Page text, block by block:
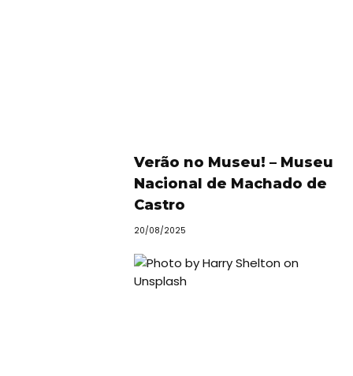
Viajar
Onde
dormir?
Restaurantes
Verão no Museu! – Museu
Nacional de Machado de
Castro
20/08/2025